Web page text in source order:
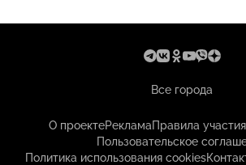
Все города
О проектеРекламаПравила
Пользовательское
Политика использования cookies